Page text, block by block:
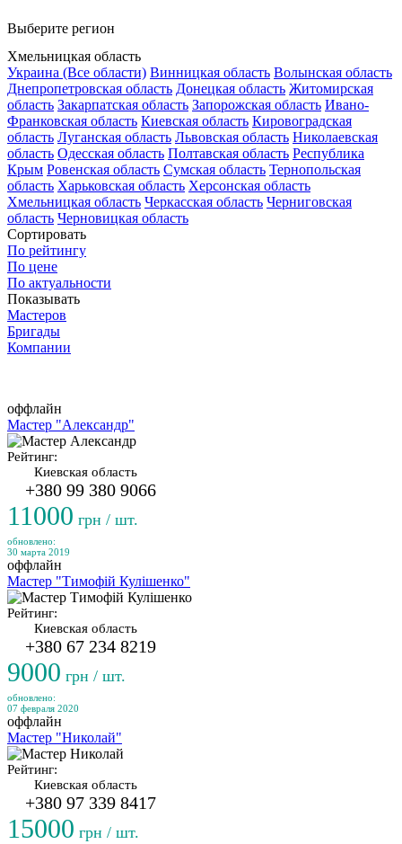
Выберите регион
Хмельницкая область
Украина (Все области) Винницкая область Волынская область
Днепропетровская область Донецкая область Житомирская
область Закарпатская область Запорожская область Ивано-
Франковская область Киевская область Кировоградская
область Луганская область Львовская область Николаевская
область Одесская область Полтавская область Республика
Крым Ровенская область Сумская область Тернопольская
область Харьковская область Херсонская область
Хмельницкая область Черкасская область Черниговская
область Черновицкая область
Сортировать
По рейтингу
По цене
По актуальности
Показывать
Мастеров
Бригады
Компании
оффлайн
Мастер "Александр"
Рейтинг:
Киевская область
+380 99 380 9066
11000 грн / шт.
обновлено:
30 марта 2019
оффлайн
Мастер "Тимофій Кулішенко"
Рейтинг:
Киевская область
+380 67 234 8219
9000 грн / шт.
обновлено:
07 февраля 2020
оффлайн
Мастер "Николай"
Рейтинг:
Киевская область
+380 97 339 8417
15000 грн / шт.